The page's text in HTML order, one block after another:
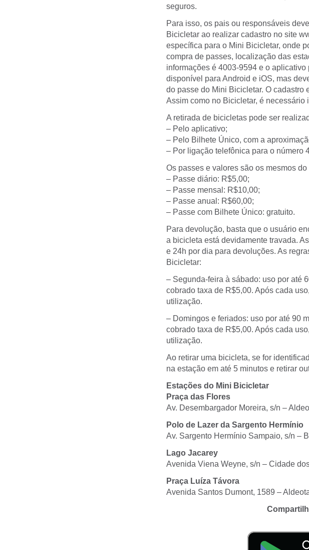
seguros.
Para isso, os pais ou responsáveis
Bicicletar ao realizar cadastro no site
específica para o Mini Bicicletar, onde
compra de passes, localização das
informações é 4003-9594 e o
disponível para Android e iOS, mas
do passe do Mini Bicicletar. O cadastro
Assim como no Bicicletar, é necessário
A retirada de bicicletas pode ser
– Pelo aplicativo;
– Pelo Bilhete Único, com a
– Por ligação telefônica para o número
Os passes e valores são os mesmos
– Passe diário: R$5,00;
– Passe mensal: R$10,00;
– Passe anual: R$60,00;
– Passe com Bilhete Único: gratuito.
Para devolução, basta que o usuário
a bicicleta está devidamente travada.
e 24h por dia para devoluções. As
Bicicletar:
– Segunda-feira à sábado: uso por até
cobrado taxa de R$5,00. Após cada
utilização.
– Domingos e feriados: uso por até 90
cobrado taxa de R$5,00. Após cada
utilização.
Ao retirar uma bicicleta, se for
na estação em até 5 minutos e retirar
Estações do Mini Bicicletar
Praça das Flores
Av. Desembargador Moreira, s/n –
Polo de Lazer da Sargento Hermínio
Av. Sargento Hermínio Sampaio, s/n –
Lago Jacarey
Avenida Viena Weyne, s/n – Cidade
Praça Luíza Távora
Avenida Santos Dumont, 1589 –